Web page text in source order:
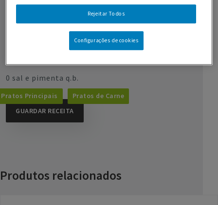
3 c. de sopa de mel
3 c. de sopa de mostarda
2 0 Caldos de Galinha MAGGI, diluídos em 2 copos de
0 sal e pimenta q.b.
GUARDAR RECEITA
Pratos Principais Pratos de Carne
Produtos relacionados
Rejeitar Todos
Configurações de cookies